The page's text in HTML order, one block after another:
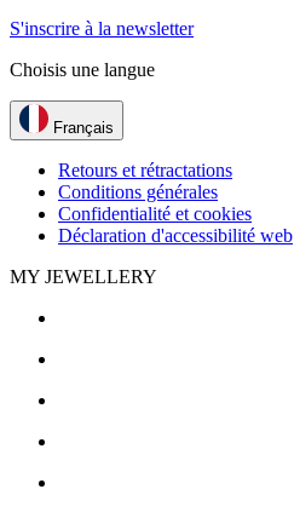
S'inscrire à la newsletter
Choisis une langue
Français
Retours et rétractations
Conditions générales
Confidentialité et cookies
Déclaration d'accessibilité web
MY JEWELLERY